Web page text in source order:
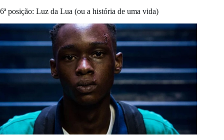
6ªposição: Luz da Lua (ou a história de uma vida)